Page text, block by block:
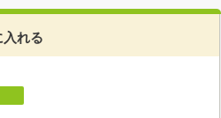
れる